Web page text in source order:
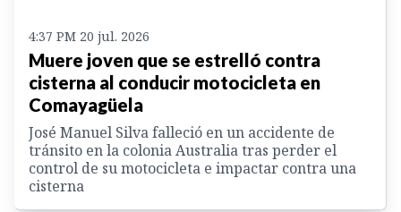
4:37 PM 20 jul. 2026
Muere joven que se estrelló contra
cisterna al conducir motocicleta en
Comayagüela
José Manuel Silva falleció en un accidente de
tránsito en la colonia Australia tras perder el
control de su motocicleta e impactar contra una
cisterna